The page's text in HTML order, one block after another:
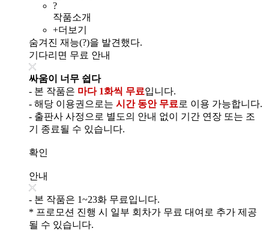
?
작품소개
+더보기
숨겨진 재능(?)을 발견했다.
기다리면 무료 안내
싸움이 너무 쉽다
- 본 작품은 마다 1화씩 무료입니다.
- 해당 이용권으로는 시간 동안 무료 로 이용 가능합니다.
- 출판사 사정으로 별도의 안내 없이 기간 연장 또는 조
기 종료될 수 있습니다.
확인
안내
- 본 작품은 1~23화 무료입니다.
* 프로모션 진행 시 일부 회차가 무료 대여로 추가 제공
될 수 있습니다.